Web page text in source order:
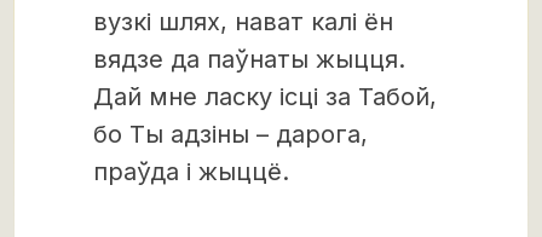
вузкі шлях, нават калі ён
вядзе да паўнаты жыцця.
Дай мне ласку ісці за Табой,
бо Ты адзіны – дарога,
праўда і жыццё.